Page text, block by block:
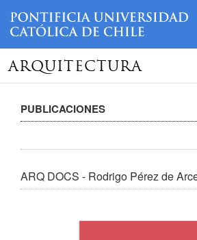
ARQUITECTURA
PUBLICACIONES
ARQ DOCS - Rodrigo Pérez de